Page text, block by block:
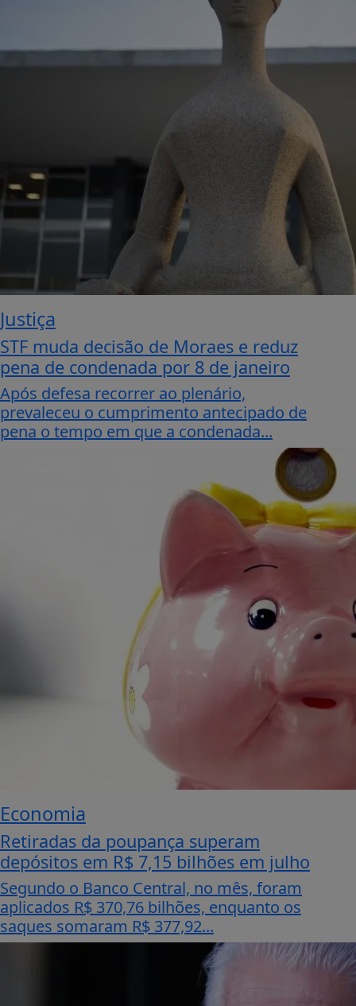
Justiça
STF muda decisão de Moraes e reduz
pena de condenada por 8 de janeiro
Após defesa recorrer ao plenário,
prevaleceu o cumprimento antecipado de
pena o tempo em que a condenada...
Economia
Retiradas da poupança superam
depósitos em R$ 7,15 bilhões em julho
Segundo o Banco Central, no mês, foram
aplicados R$ 370,76 bilhões, enquanto os
saques somaram R$ 377,92...